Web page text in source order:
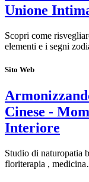
Unione
Scopri come
elementi e i segni
Sito Web
Cinese -
Interiore
Studio di naturopatia
floriterapia ,